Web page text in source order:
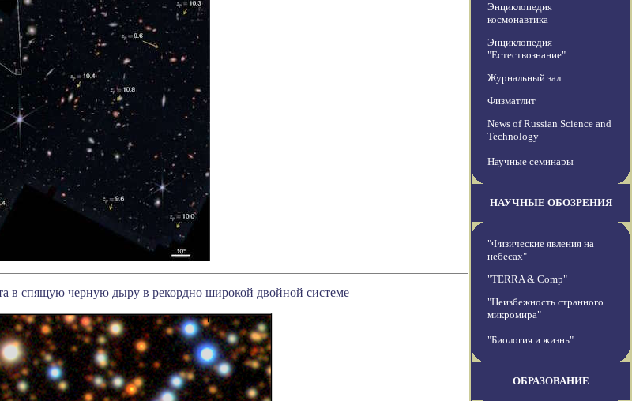
в спящую черную дыру в рекордно широкой двойной системе
Энциклопедия
космонавтика
Энциклопедия
"Естествознание"
Журнальный зал
Физматлит
News of Russian Science and
Technology
Научные семинары
НАУЧНЫЕ ОБОЗРЕНИЯ
"Физические явления на
небесах"
"TERRA & Comp"
"Неизбежность странного
микромира"
"Биология и жизнь"
ОБРАЗОВАНИЕ